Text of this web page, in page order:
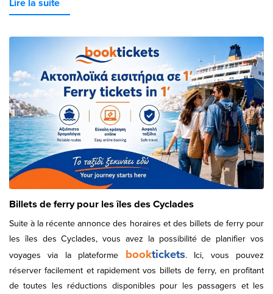
Billets de ferry pour les îles des Cyclades
Suite à la récente annonce des horaires et des billets de ferry pour
les îles des Cyclades, vous avez la possibilité de planifier vos
voyages via la plateforme booktickets. Ici, vous pouvez
réserver facilement et rapidement vos billets de ferry, en profitant
de toutes les réductions disponibles pour les passagers et les